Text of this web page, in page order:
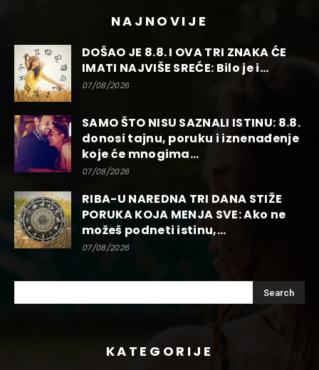
NAJNOVIJE
DOŠAO JE 8.8. I OVA TRI ZNAKA ĆE
IMATI NAJVIŠE SREĆE: Bilo je i...
07/08/2026
SAMO ŠTO NISU SAZNALI ISTINU: 8.8.
donosi tajnu, poruku i iznenađenje
koje će mnogima...
07/08/2026
RIBA-U NAREDNA TRI DANA STIŽE
PORUKA KOJA MENJA SVE: Ako ne
možeš podneti istinu,...
07/08/2026
KATEGORIJE